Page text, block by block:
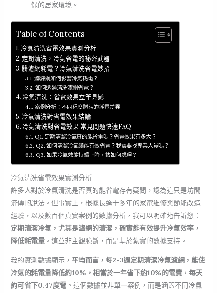
保的居家環境。
Table of Contents
冷氣清洗省電效果實測分析
定期清洗，冷氣省電的祕密武器
髒濾網耗電？冷氣清洗省電妙招
髒濾網如何影響冷氣耗電？
如何透過清洗濾網省電？
冷氣清洗：省電效果立竿見影
案例分析：不同程度髒污的耗電差異
冷氣清洗對省電效果結論
冷氣清洗對省電效果 常見問題快速FAQ
Q1. 定期清潔冷氣真的能省電嗎？省電效果有多大？
Q2. 如何清潔冷氣纔能有效省電？我需要找專業人員嗎？
Q3. 如果冷氣效能持續下降，該如何處理？
冷氣清洗省電效果實測分析
許多人對於冷氣清洗是否真的能省電存有疑問，認為這只是坊間
流傳的說法。但事實上，根據長達十多年的家電維修與節能改造
經驗，以及數百個真實案例的數據分析，我可以明確地告訴您：
定期清潔冷氣，尤其是濾網的清潔，確實能有效提升冷氣效率，
降低耗電量。這並非主觀臆斷，而是基於紮實的數據支持。
我的實測數據顯示， 平均而言，每2-3週定期清潔冷氣濾網，能使
冷氣的耗電量降低約10%，相當於一年省下約10%的電費，每天
約可省下0.47度電。這個數據並非單一案例，而是涵蓋不同冷氣